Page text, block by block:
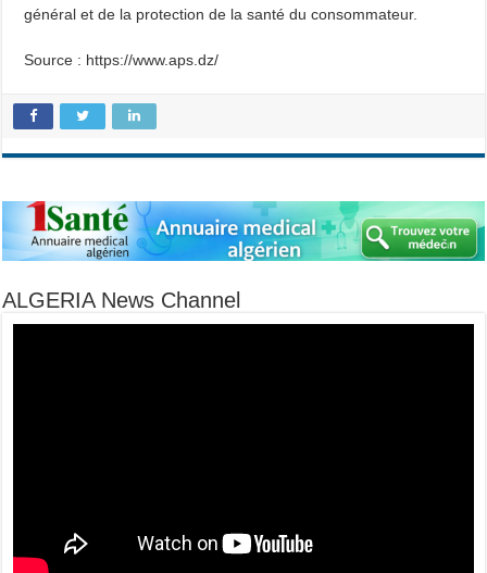
général et de la protection de la santé du consommateur.
Source : https://www.aps.dz/
ALGERIA News Channel